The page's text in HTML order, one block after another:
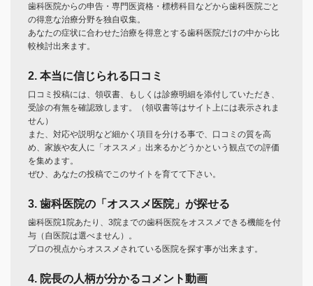
歯科医院からの申告・専門医資格・標榜科目などから歯科医院ごと
の得意な治療分野を独自収集。
あなたの症状に合わせた治療を得意とする歯科医院だけの中から比
較検討出来ます。
2. 本当に信じられる口コミ
口コミ投稿には、領収書、もしくは診療明細を添付していただき、
受診の有無を確認致します。（領収書等はサイト上には表示されま
せん）
また、対応や説明など細かく項目を分ける事で、口コミの質を高
め、家族や友人に「オススメ」出来るかどうかという観点での評価
を集めます。
ぜひ、あなたの投稿でこのサイトを育てて下さい。
3. 歯科医院の「オススメ医院」が探せる
歯科医院1院あたり、3院までの歯科医院をオススメできる機能を付
与（自医院は選べません）。
プロの視点からオススメされている医院を探す事が出来ます。
4. 院長の人柄が分かるコメント動画